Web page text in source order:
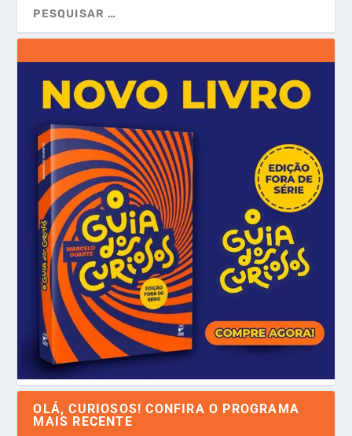
OLÁ, CURIOSOS! CONFIRA O PROGRAMA
MAIS RECENTE